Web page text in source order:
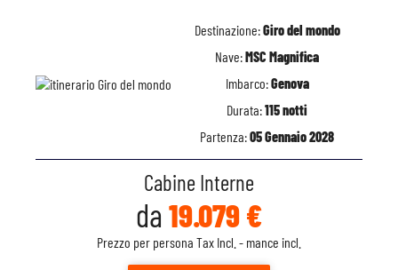
Destinazione:Giro del mondo
Nave:MSC Magnifica
Imbarco:Genova
Durata:115 notti
Partenza:05 Gennaio 2028
Cabine Interne
da 19.079 €
Prezzo per persona Tax Incl. - mance incl.